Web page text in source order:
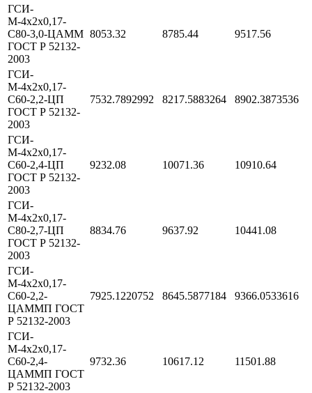
ГСИ-
М-4х2х0,17-
С80-3,0-ЦАММ
ГОСТ Р 52132-
2003
8053.32 8785.44 9517.56
ГСИ-
М-4х2х0,17-
С60-2,2-ЦП
ГОСТ Р 52132-
2003
7532.7892992 8217.5883264 8902.3873536
ГСИ-
М-4х2х0,17-
С60-2,4-ЦП
ГОСТ Р 52132-
2003
9232.08 10071.36 10910.64
ГСИ-
М-4х2х0,17-
С80-2,7-ЦП
ГОСТ Р 52132-
2003
8834.76 9637.92 10441.08
ГСИ-
М-4х2х0,17-
С60-2,2-
ЦАММП ГОСТ
Р 52132-2003
7925.1220752 8645.5877184 9366.0533616
ГСИ-
М-4х2х0,17-
С60-2,4-
ЦАММП ГОСТ
Р 52132-2003
9732.36 10617.12 11501.88